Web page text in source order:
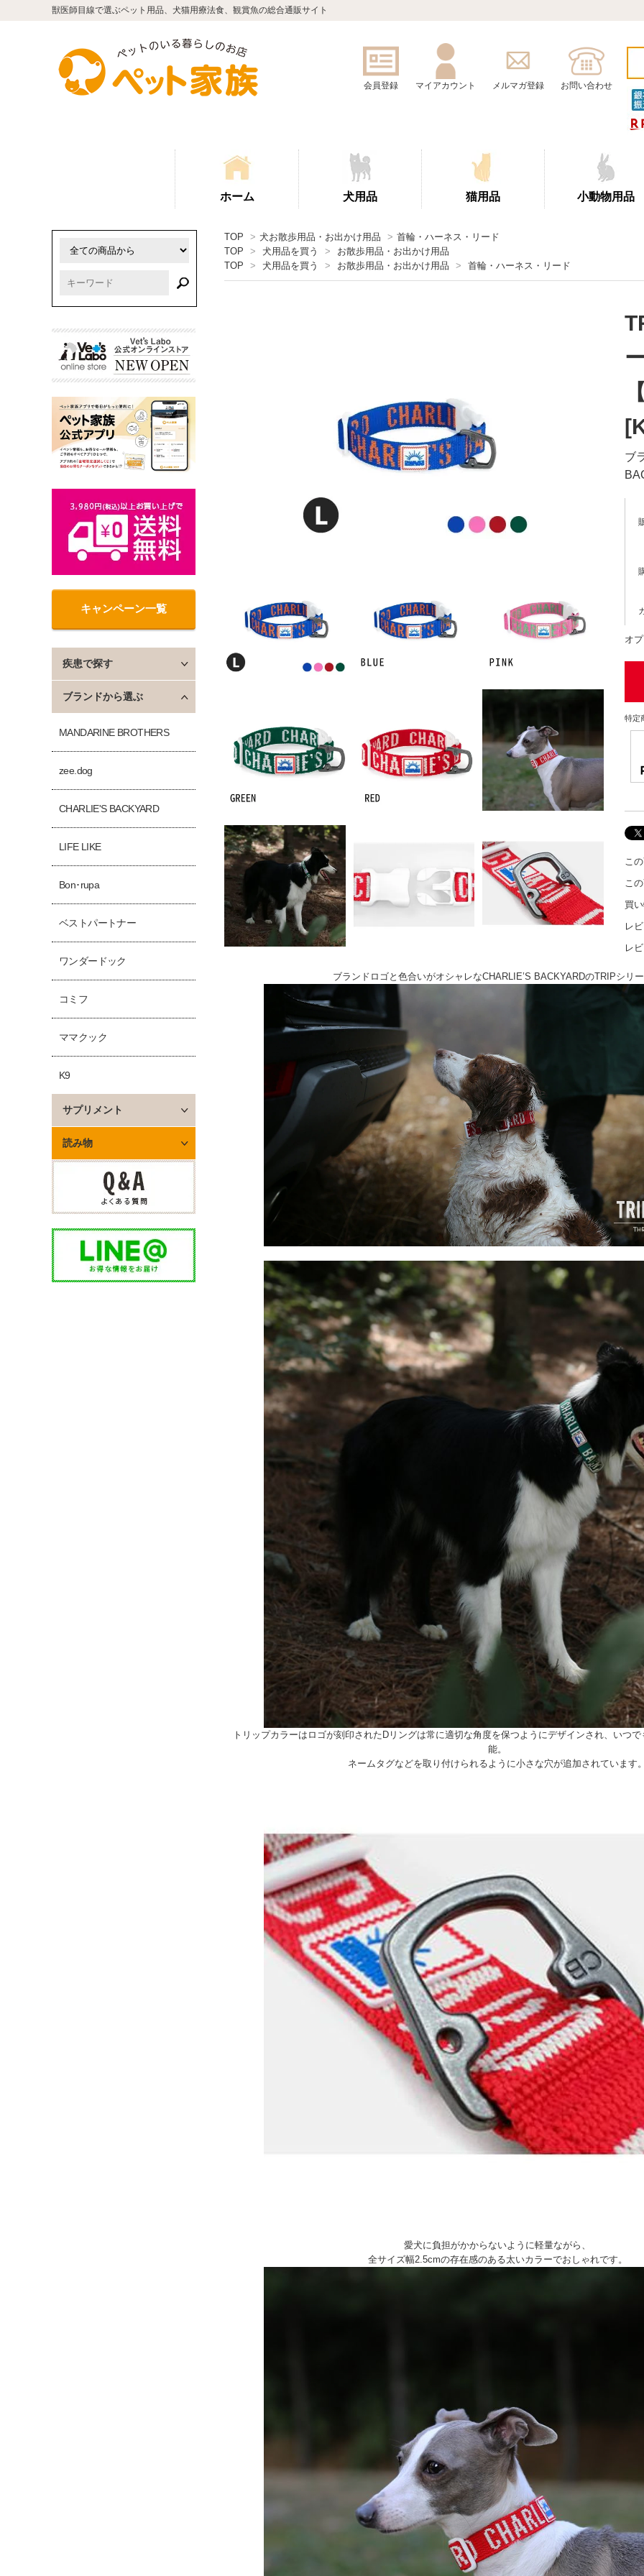
獣医師目線で選ぶペット用品、犬猫用療法食、観賞魚の総合通販サイト
会員登録 マイアカウント メルマガ登録 お問い合わせ
ホーム 犬用品 猫用品 小動物用品
TOP > 犬お散歩用品・お出かけ用品 > 首輪・ハーネス・リード
TOP
> 犬用品を買う >
お散歩用品・お出かけ用品
TOP
> 犬用品を買う > お散歩用品・お出かけ用品 > 首輪・ハーネス・リード
ブ
オ
特定
こ
こ
買
レ
レ
ブランドロゴと色合いがオシャレなCHARLIE’S BACKYARDのTRIPシリ
トリップカラーはロゴが刻印されたDリングは常に適切な角度を保つようにデザインされ、いつ
能。
ネームタグなどを取り付けられるように小さな穴が追加されています
愛犬に負担がかからないように軽量ながら、
全サイズ幅2.5cmの存在感のある太いカラーでおしゃれです。
キャンペーン一覧
疾患で探す
ブランドから選ぶ
MANDARINE BROTHERS
zee.dog
CHARLIE'S BACKYARD
LIFE LIKE
Bon･rupa
ベストパートナー
ワンダードック
コミフ
ママクック
K9
サプリメント
読み物